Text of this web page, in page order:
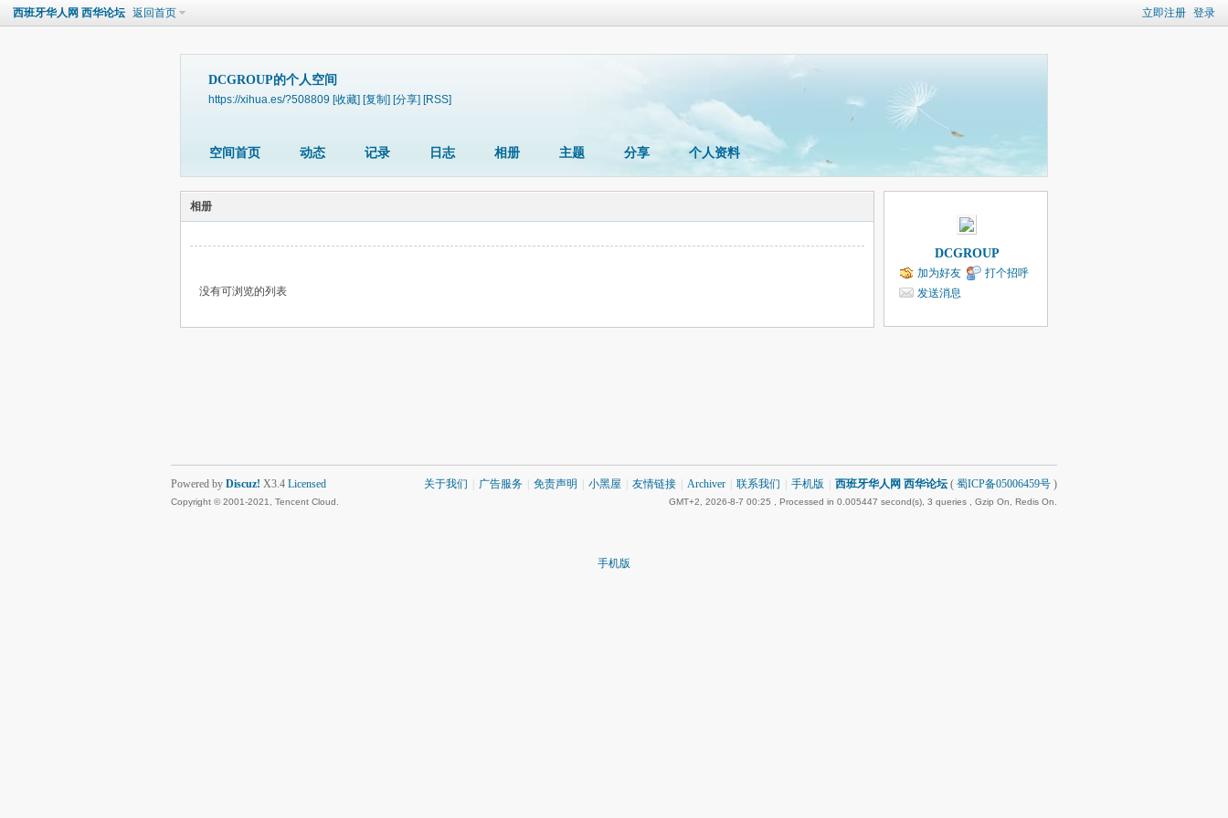
立即注册 登录
西班牙华人网 西华论坛 返回首页
DCGROUP的个人空间
https://xihua.es/?508809 [收藏] [复制] [分享] [RSS]
空间首页 动态 记录 日志 相册 主题 分享 个人资料
相册
没有可浏览的列表
DCGROUP
加为好友
打个招呼
发送消息
关于我们 广告服务 免责声明 小黑屋 友情链接 Archiver 联系我们 手机版 西班牙华人网 西华论坛 ( 蜀ICP备05006459号 )
GMT+2, 2026-8-7 00:25 , Processed in 0.005447 second(s), 3 queries , Gzip On, Redis On.
Powered by Discuz! X3.4 Licensed
Copyright © 2001-2021, Tencent Cloud.
手机版